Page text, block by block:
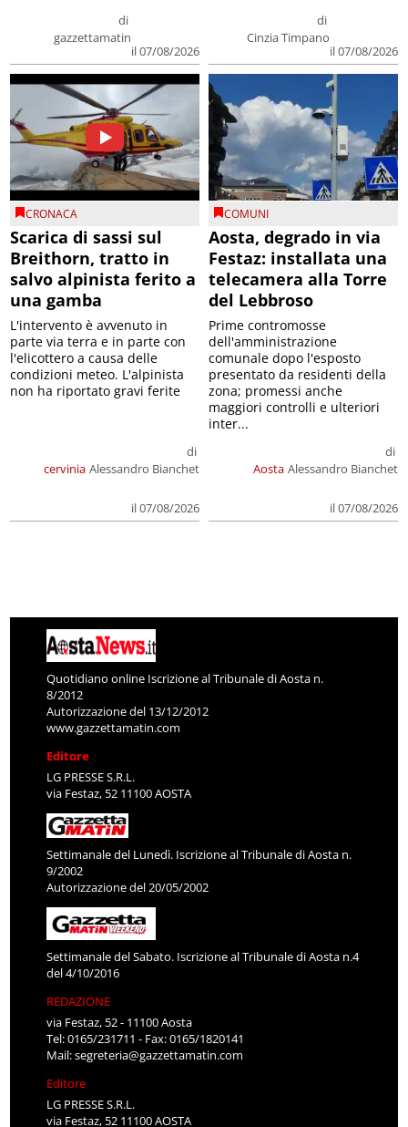
di
gazzettamatin
il 07/08/2026
di
Cinzia Timpano
il 07/08/2026
CRONACA
Scarica di sassi sul
Breithorn, tratto in
salvo alpinista ferito a
una gamba
cervinia
di
Alessandro Bianchet
il 07/08/2026
L'intervento è avvenuto in
parte via terra e in parte con
l'elicottero a causa delle
condizioni meteo. L'alpinista
non ha riportato gravi ferite
COMUNI
Aosta, degrado in via
Festaz: installata una
telecamera alla Torre
del Lebbroso
Aosta
di
Alessandro Bianchet
il 07/08/2026
Prime contromosse
dell'amministrazione
comunale dopo l'esposto
presentato da residenti della
zona; promessi anche
maggiori controlli e ulteriori
inter...
Quotidiano online Iscrizione al Tribunale di Aosta n.
8/2012
Autorizzazione del 13/12/2012
www.gazzettamatin.com
Editore
LG PRESSE S.R.L.
via Festaz, 52 11100 AOSTA
Settimanale del Lunedì. Iscrizione al Tribunale di Aosta n.
9/2002
Autorizzazione del 20/05/2002
Settimanale del Sabato. Iscrizione al Tribunale di Aosta n.4
del 4/10/2016
REDAZIONE
via Festaz, 52 - 11100 Aosta
Tel: 0165/231711 - Fax: 0165/1820141
Mail:segreteria@gazzettamatin.com
Editore
LG PRESSE S.R.L.
via Festaz, 52 11100 AOSTA